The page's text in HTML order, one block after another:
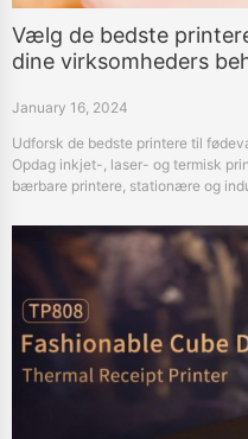
Vælg de bedste
dine virksomheders
January 16, 2024
Udforsk de bedste printere til
Opdag inkjet-, laser- og termisk
bærbare printere, stationære og